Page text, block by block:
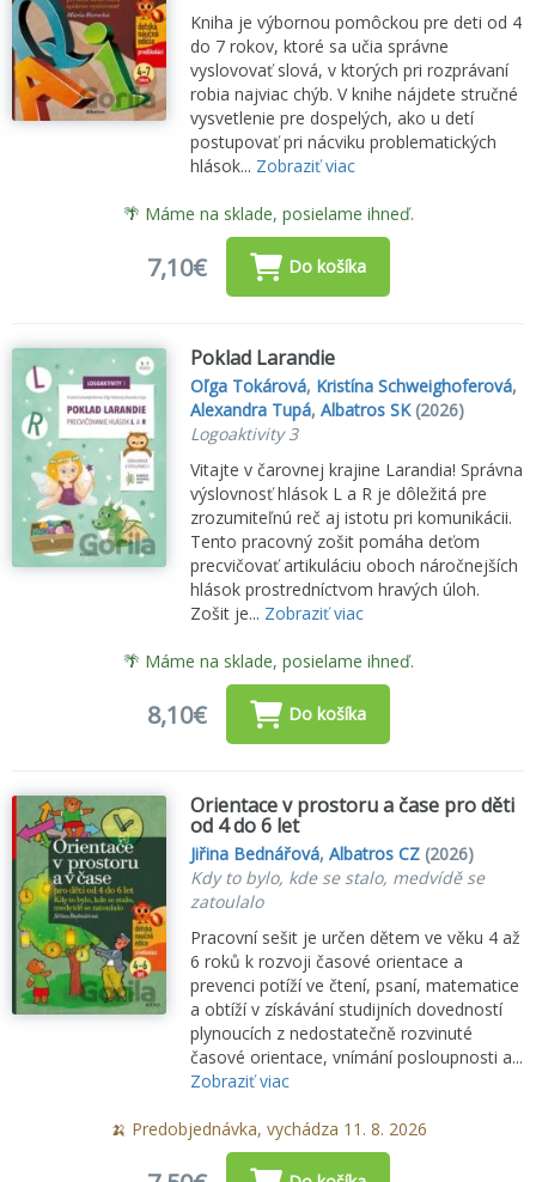
Kniha je výbornou pomôckou pre deti od 4
do 7 rokov, ktoré sa učia správne
vyslovovať slová, v ktorých pri rozprávaní
robia najviac chýb. V knihe nájdete stručné
vysvetlenie pre dospelých, ako u detí
postupovať pri nácviku problematických
hlások... Zobraziť viac
🌴 Máme na sklade, posielame ihneď.
7,10€ Do košíka
Poklad Larandie
Oľga Tokárová, Kristína Schweighoferová,
Alexandra Tupá,Albatros SK(2026)
Logoaktivity 3
Vitajte v čarovnej krajine Larandia! Správna
výslovnosť hlások L a R je dôležitá pre
zrozumiteľnú reč aj istotu pri komunikácii.
Tento pracovný zošit pomáha deťom
precvičovať artikuláciu oboch náročnejších
hlások prostredníctvom hravých úloh.
Zošit je... Zobraziť viac
🌴 Máme na sklade, posielame ihneď.
8,10€ Do košíka
Orientace v prostoru a čase pro děti
od 4 do 6 let
Jiřina Bednářová,Albatros CZ (2026)
Kdy to bylo, kde se stalo, medvídě se
zatoulalo
Pracovní sešit je určen dětem ve věku 4 až
6 roků k rozvoji časové orientace a
prevenci potíží ve čtení, psaní, matematice
a obtíží v získávání studijních dovedností
plynoucích z nedostatečně rozvinuté
časové orientace, vnímání posloupnosti a...
Zobraziť viac
🍌 Predobjednávka, vychádza 11. 8. 2026